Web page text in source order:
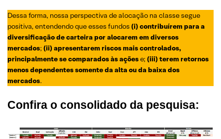
Dessa forma, nossa perspectiva de alocação na classe segue
positiva, entendendo que esses fundos (i) contribuírem para a
diversificação de carteira por alocarem em diversos
mercados; (ii) apresentarem riscos mais controlados,
principalmente se comparados às açõese; (iii) terem retornos
menos dependentes somente da alta ou da baixa dos
mercados.
Confira o consolidado da pesquisa: